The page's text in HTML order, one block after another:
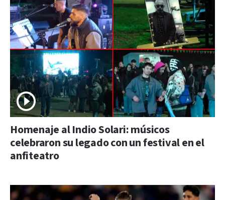
Homenaje al Indio Solari: músicos
celebraron su legado con un festival en el
anfiteatro